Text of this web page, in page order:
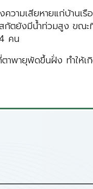
ามเสียหายแก่บ้านเรื
ตยังมีน้ำท่วมสูง ขณ
คน
พายุพัดขึ้นฝั่ง ทำให้เ